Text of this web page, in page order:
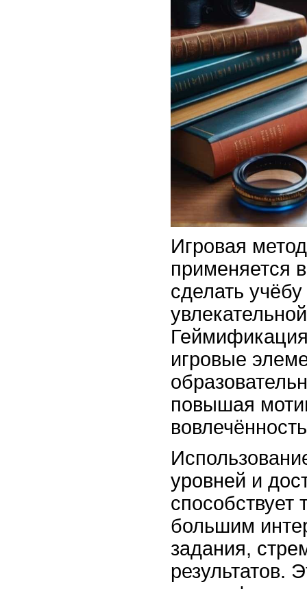
Игровая
применяется
сделать
игровые
повышая
уровней и
способствует
большим
задания,
результатов.